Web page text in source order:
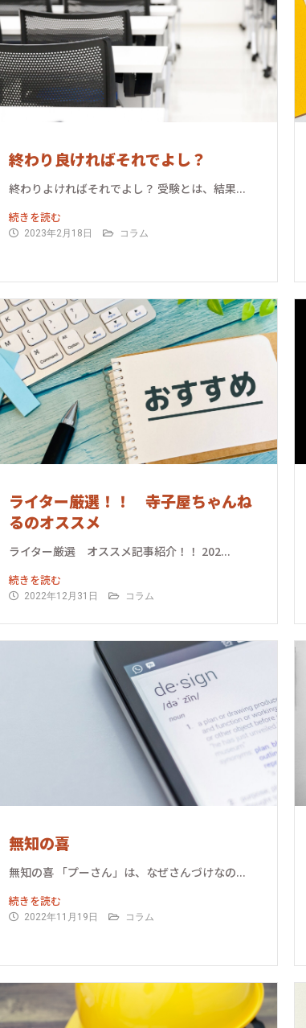
終わり良ければそれでよし？
終わりよければそれでよし？ 受験とは、結果...
続きを読む
2023年2月18日 コラム
ライター厳選！！ 寺子屋ちゃんね
るのオススメ
ライター厳選 オススメ記事紹介！！ 202...
続きを読む
2022年12月31日 コラム
無知の喜
無知の喜 「プーさん」は、なぜさんづけなの...
続きを読む
2022年11月19日 コラム